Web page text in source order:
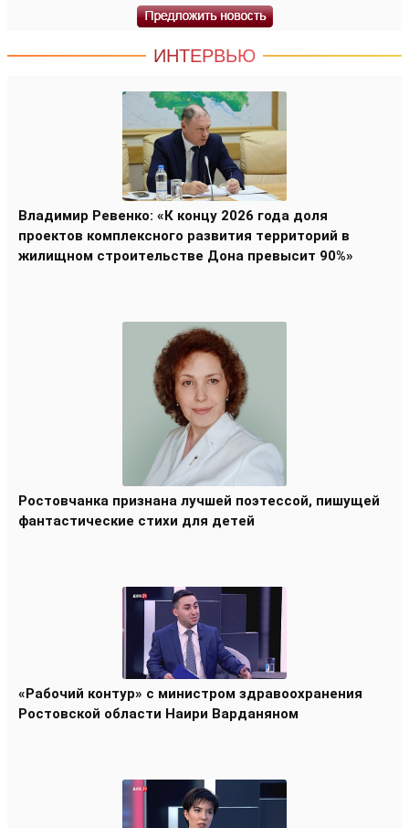
ИНТЕРВЬЮ
Владимир Ревенко: «К концу 2026 года доля
проектов комплексного развития территорий в
жилищном строительстве Дона превысит 90%»
Ростовчанка признана лучшей поэтессой, пишущей
фантастические стихи для детей
«Рабочий контур» с министром здравоохранения
Ростовской области Наири Варданяном